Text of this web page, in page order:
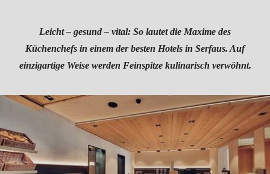
Leicht – gesund – vital: So lautet die Maxime des
Küchenchefs in einem der besten Hotels in Serfaus. Auf
einzigartige Weise werden Feinspitze kulinarisch verwöhnt.